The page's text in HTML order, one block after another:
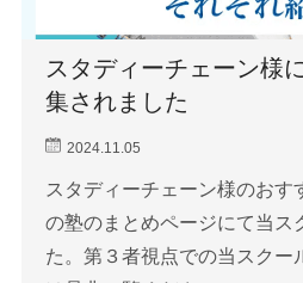
スタディーチェーン様
集されました
2024.11.05
スタディーチェーン様のおす
の塾のまとめページにて当ス
た。第３者視点での当スクー